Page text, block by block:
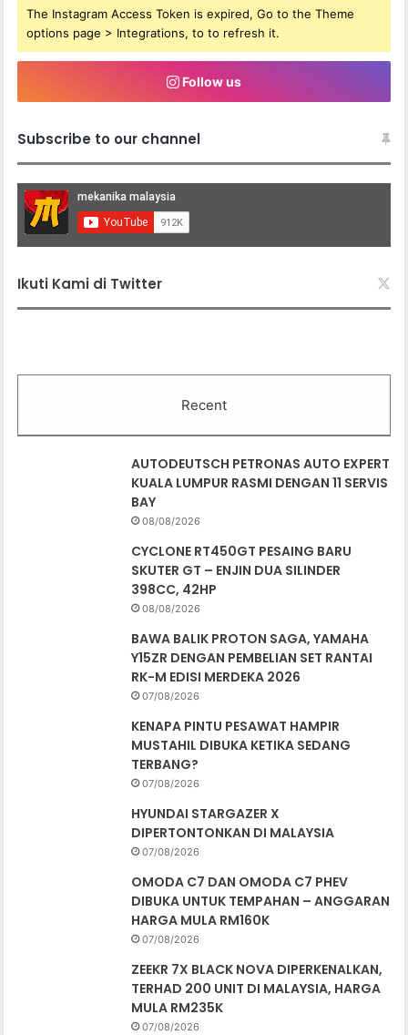
The Instagram Access Token is expired, Go to the Theme
options page > Integrations, to to refresh it.
Follow us
Subscribe to our channel
Ikuti Kami di Twitter
Recent
AUTODEUTSCH PETRONAS AUTO EXPERT
KUALA LUMPUR RASMI DENGAN 11 SERVIS
BAY
08/08/2026
CYCLONE RT450GT PESAING BARU
SKUTER GT – ENJIN DUA SILINDER
398CC, 42HP
08/08/2026
BAWA BALIK PROTON SAGA, YAMAHA
Y15ZR DENGAN PEMBELIAN SET RANTAI
RK-M EDISI MERDEKA 2026
07/08/2026
KENAPA PINTU PESAWAT HAMPIR
MUSTAHIL DIBUKA KETIKA SEDANG
TERBANG?
07/08/2026
HYUNDAI STARGAZER X
DIPERTONTONKAN DI MALAYSIA
07/08/2026
OMODA C7 DAN OMODA C7 PHEV
DIBUKA UNTUK TEMPAHAN – ANGGARAN
HARGA MULA RM160K
07/08/2026
ZEEKR 7X BLACK NOVA DIPERKENALKAN,
TERHAD 200 UNIT DI MALAYSIA, HARGA
MULA RM235K
07/08/2026